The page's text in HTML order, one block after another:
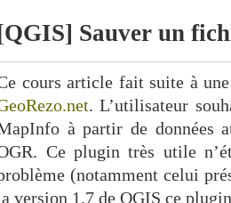
Sauver un
cours article fait suite à
. L’utilisateur
à partir de données
Ce plugin très utile
(notamment celui
version 1.7 de QGIS ce